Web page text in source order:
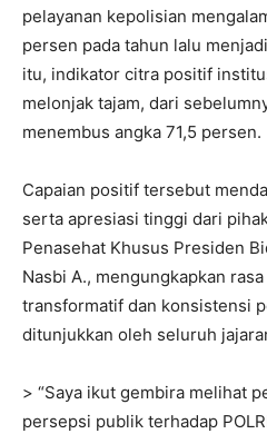
pelayanan kepolisian
persen pada tahun lalu
itu, indikator citra positif
melonjak tajam, dari
menembus angka 71,5 persen.
Capaian positif tersebut
serta apresiasi tinggi dari
Penasehat Khusus Presiden
Nasbi A., mengungkapkan
transformatif dan konsistensi
ditunjukkan oleh seluruh
> “Saya ikut gembira melihat
persepsi publik terhadap